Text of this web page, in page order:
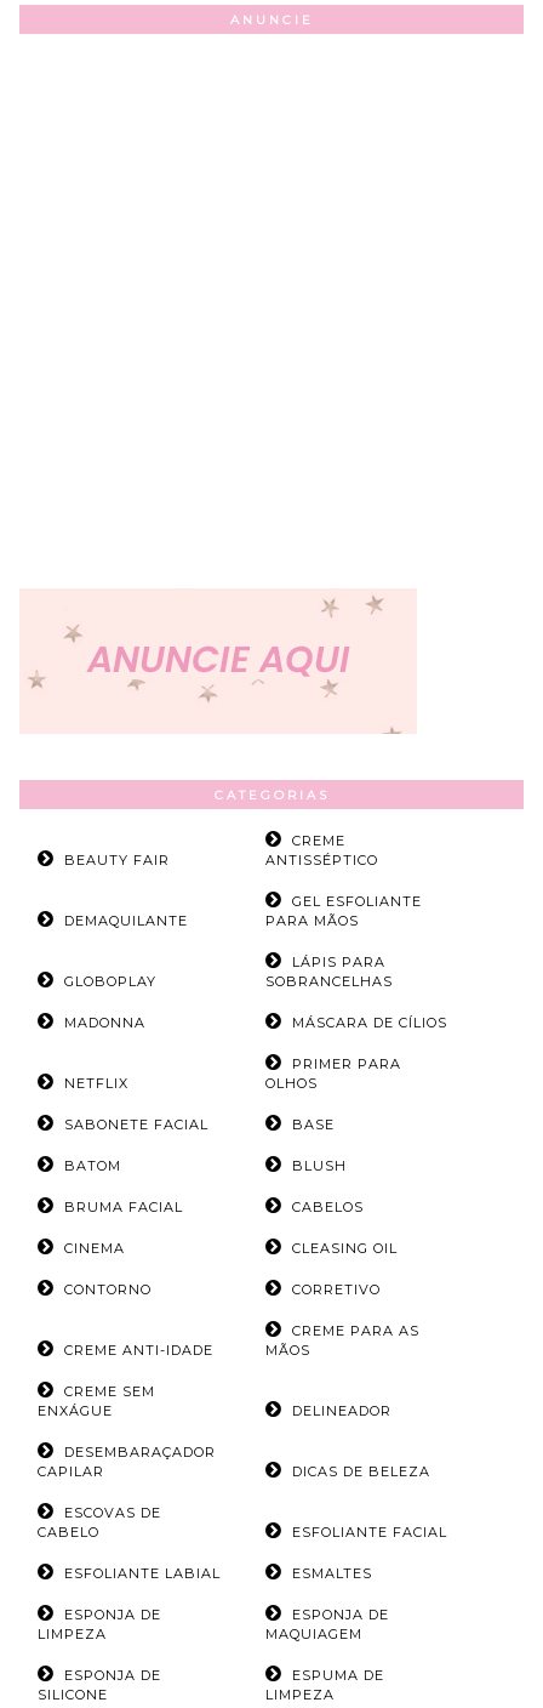
ANUNCIE
CATEGORIAS
BEAUTY FAIR
CREME
ANTISSÉPTICO
DEMAQUILANTE
GEL ESFOLIANTE
PARA MÃOS
GLOBOPLAY
LÁPIS PARA
SOBRANCELHAS
MADONNA MÁSCARA DE CÍLIOS
NETFLIX
PRIMER PARA
OLHOS
SABONETE FACIAL BASE
BATOM BLUSH
BRUMA FACIAL CABELOS
CINEMA CLEASING OIL
CONTORNO CORRETIVO
CREME ANTI-IDADE
CREME PARA AS
MÃOS
CREME SEM
ENXÁGUE
DELINEADOR
DESEMBARAÇADOR
CAPILAR
DICAS DE BELEZA
ESCOVAS DE
CABELO
ESFOLIANTE FACIAL
ESFOLIANTE LABIAL ESMALTES
ESPONJA DE
LIMPEZA
ESPONJA DE
MAQUIAGEM
ESPONJA DE
SILICONE
ESPUMA DE
LIMPEZA